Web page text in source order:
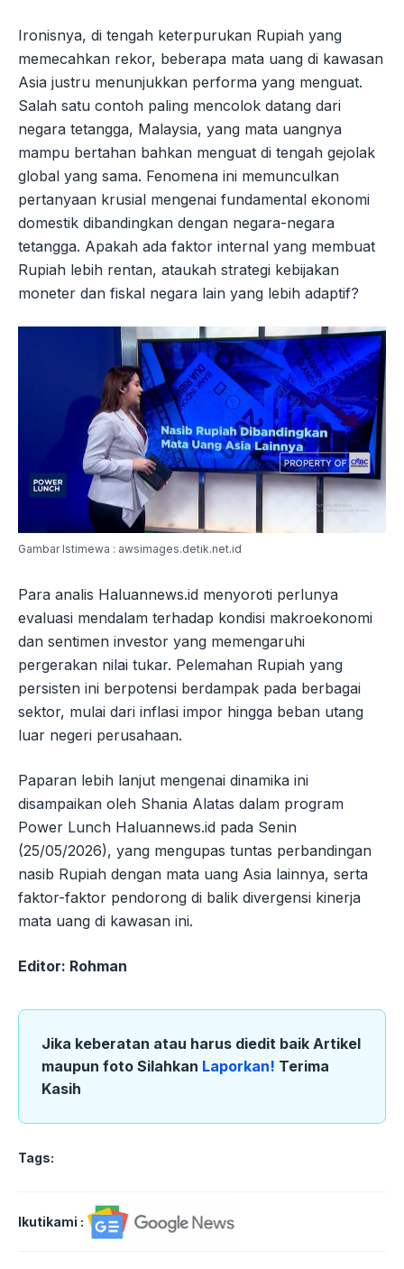
Ironisnya, di tengah keterpurukan Rupiah yang
memecahkan rekor, beberapa mata uang di kawasan
Asia justru menunjukkan performa yang menguat.
Salah satu contoh paling mencolok datang dari
negara tetangga, Malaysia, yang mata uangnya
mampu bertahan bahkan menguat di tengah gejolak
global yang sama. Fenomena ini memunculkan
pertanyaan krusial mengenai fundamental ekonomi
domestik dibandingkan dengan negara-negara
tetangga. Apakah ada faktor internal yang membuat
Rupiah lebih rentan, ataukah strategi kebijakan
moneter dan fiskal negara lain yang lebih adaptif?
Gambar Istimewa : awsimages.detik.net.id
Para analis Haluannews.id menyoroti perlunya
evaluasi mendalam terhadap kondisi makroekonomi
dan sentimen investor yang memengaruhi
pergerakan nilai tukar. Pelemahan Rupiah yang
persisten ini berpotensi berdampak pada berbagai
sektor, mulai dari inflasi impor hingga beban utang
luar negeri perusahaan.
Paparan lebih lanjut mengenai dinamika ini
disampaikan oleh Shania Alatas dalam program
Power Lunch Haluannews.id pada Senin
(25/05/2026), yang mengupas tuntas perbandingan
nasib Rupiah dengan mata uang Asia lainnya, serta
faktor-faktor pendorong di balik divergensi kinerja
mata uang di kawasan ini.
Editor: Rohman
Jika keberatan atau harus diedit baik Artikel
maupun foto Silahkan Laporkan! Terima
Kasih
Tags:
Ikutikami :